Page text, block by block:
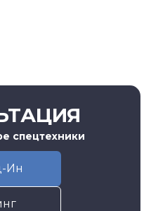
спецтехники
Ин